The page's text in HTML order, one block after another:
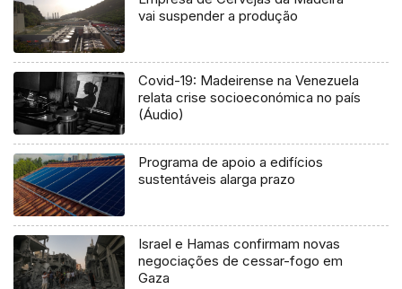
vai suspender a produção
Covid-19: Madeirense na Venezuela
relata crise socioeconómica no país
(Áudio)
Programa de apoio a edifícios
sustentáveis alarga prazo
Israel e Hamas confirmam novas
negociações de cessar-fogo em
Gaza